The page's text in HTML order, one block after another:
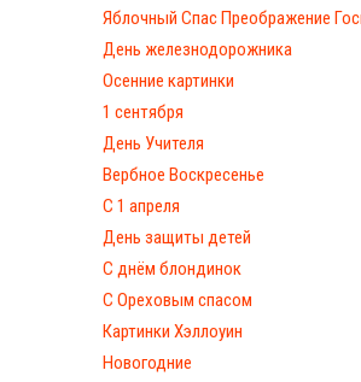
Яблочный Спас Преображение
День железнодорожника
Осенние картинки
1 сентября
День Учителя
Вербное Воскресенье
С 1 апреля
День защиты детей
С днём блондинок
С Ореховым спасом
Картинки Хэллоуин
Новогодние